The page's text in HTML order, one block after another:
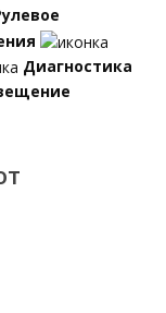
Диагностика